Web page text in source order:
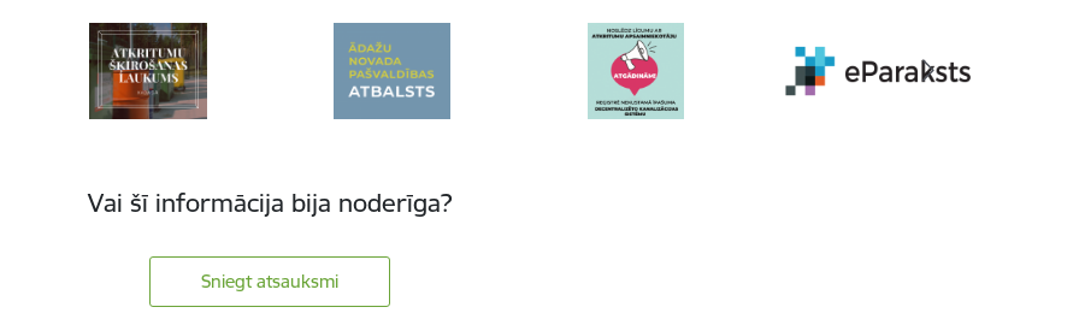
Vai šī informācija bija noderīga?
Sniegt atsauksmi